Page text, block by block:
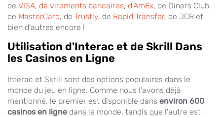
de VISA, de virements bancaires, d'AmEx, de Diners Club,
de MasterCard, de Trustly, de Rapid Transfer, de JCB et
bien d'autres encore !
Utilisation d'Interac et de Skrill Dans
les Casinos en Ligne
Interac et Skrill sont des options populaires dans le
monde du jeu en ligne. Comme nous l'avons déjà
mentionné, le premier est disponible dans environ 600
casinos en ligne dans le monde, tandis que l'autre est